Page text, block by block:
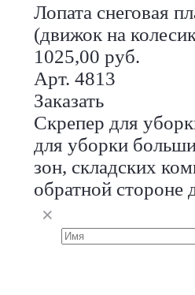
Лопата снеговая
(движок на
1025,00 руб.
Арт. 4813
Заказать
Скрепер для
для уборки
зон, складских
обратной стороне